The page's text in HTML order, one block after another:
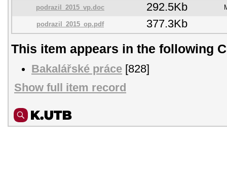
podrazil_2015_vp.doc 292.5Kb
podrazil_2015_op.pdf 377.3Kb
This item appears in the following
Bakalářské práce [828]
Show full item record